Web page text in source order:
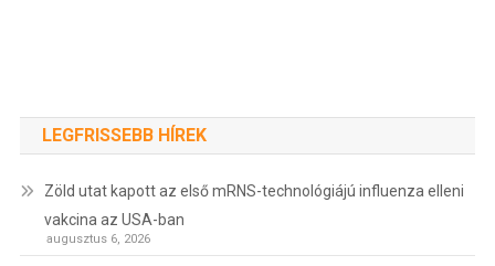
LEGFRISSEBB HÍREK
Zöld utat kapott az első mRNS-technológiájú influenza elleni
vakcina az USA-ban
augusztus 6, 2026